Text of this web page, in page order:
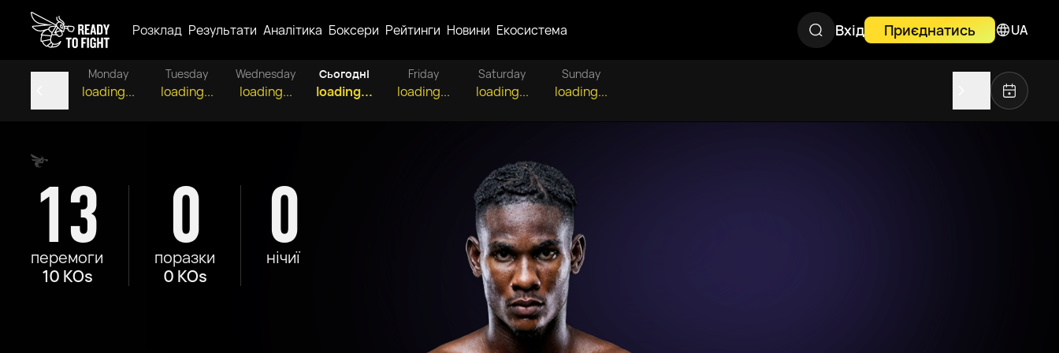
Розклад Результати Аналітика Боксери Рейтинги Новини Екосистема Вхід Приєднатись UA
Monday
loading...
Tuesday
loading...
Wednesday
loading...
Сьогодні
loading...
Friday
loading...
Saturday
loading...
Sunday
loading...
13
перемоги
10 KOs
0
поразки
0 KOs
0
нічиї